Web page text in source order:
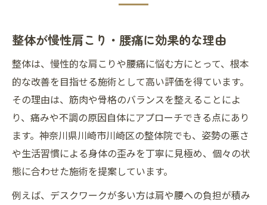
整体が慢性肩こり・腰痛に効果的な理由
整体は、慢性的な肩こりや腰痛に悩む方にとって、根本
的な改善を目指せる施術として高い評価を得ています。
その理由は、筋肉や骨格のバランスを整えることによ
り、痛みや不調の原因自体にアプローチできる点にあり
ます。神奈川県川崎市川崎区の整体院でも、姿勢の悪さ
や生活習慣による身体の歪みを丁寧に見極め、個々の状
態に合わせた施術を提案しています。
例えば、デスクワークが多い方は肩や腰への負担が積み